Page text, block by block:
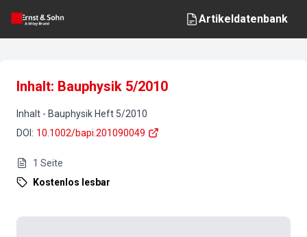
Artikeldatenbank
Inhalt: Bauphysik 5/2010
Inhalt - Bauphysik Heft 5/2010
DOI : 10.1002/bapi.201090049
1 Seite
Kostenlos lesbar